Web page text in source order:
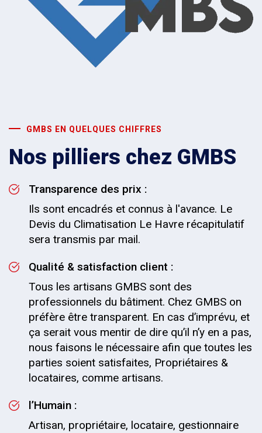
GMBS EN QUELQUES CHIFFRES
Nos pilliers chez GMBS
Transparence des prix :
Ils sont encadrés et connus à l'avance. Le
Devis du Climatisation Le Havre récapitulatif
sera transmis par mail.
Qualité & satisfaction client :
Tous les artisans GMBS sont des
professionnels du bâtiment. Chez GMBS on
préfère être transparent. En cas d’imprévu, et
ça serait vous mentir de dire qu’il n’y en a pas,
nous faisons le nécessaire afin que toutes les
parties soient satisfaites, Propriétaires &
locataires, comme artisans.
l’Humain :
Artisan, propriétaire, locataire, gestionnaire